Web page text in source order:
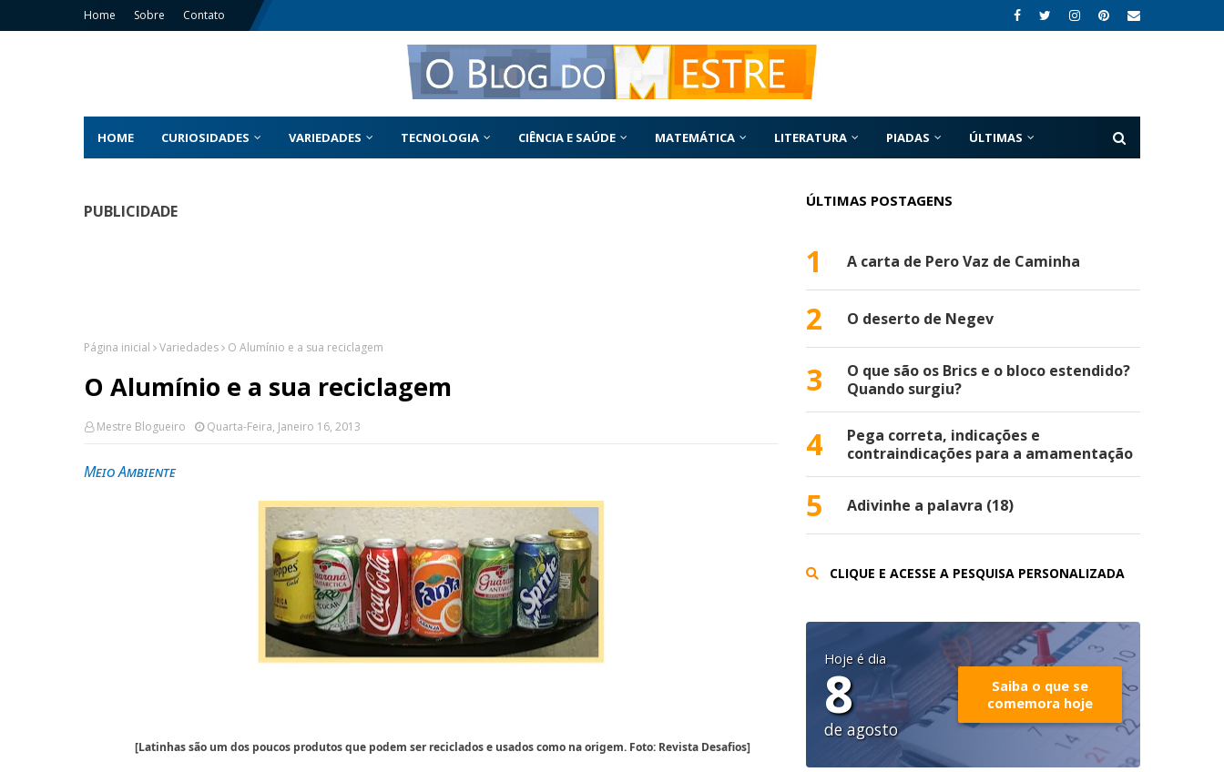
Home Sobre Contato
HOME CURIOSIDADES VARIEDADES TECNOLOGIA CIÊNCIA E SAÚDE MATEMÁTICA LITERATURA PIADAS ÚLTIMAS
PUBLICIDADE
Página inicial Variedades O Alumínio e a sua reciclagem
O Alumínio e a sua reciclagem
Mestre Blogueiro Quarta-Feira, Janeiro 16, 2013
Meio Ambiente
[Latinhas são um dos poucos produtos que podem ser reciclados e usados como na origem. Foto: Revista Desafios]
ÚLTIMAS POSTAGENS
1 A carta de Pero Vaz de Caminha
2 O deserto de Negev
3
O que são os Brics e o bloco estendido?
Quando surgiu?
4
Pega correta, indicações e
contraindicações para a amamentação
5 Adivinhe a palavra (18)
CLIQUE E ACESSE A PESQUISA PERSONALIZADA
Hoje é dia
8
de agosto
Saiba o que se
comemora hoje